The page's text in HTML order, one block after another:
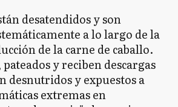
desatendidos y son
a lo largo de la
de la carne de caballo.
y reciben descargas
desnutridos y expuestos a
extremas en